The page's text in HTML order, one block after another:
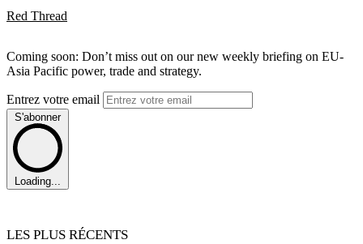
Red Thread
Coming soon: Don’t miss out on our new weekly briefing on EU-
Asia Pacific power, trade and strategy.
Entrez votre email
S'abonner
Loading...
LES PLUS RÉCENTS